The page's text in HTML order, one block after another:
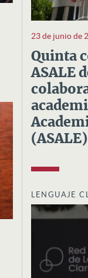
23 de junio de
Quinta
ASALE
(ASALE)
LENGUAJE